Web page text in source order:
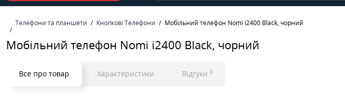
Телефони та планшети Кнопкові Телефони Мобільний телефон Nomi i2400 Black, чорний
Мобільний телефон Nomi i2400 Black, чорний
Все про товар Характеристики Відгуки 0